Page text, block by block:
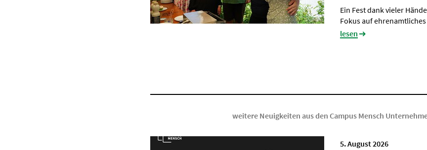
Ein Fest dank vieler
Fokus auf
lesen
weitere Neuigkeiten aus den Campus Mensch
5. August 2026